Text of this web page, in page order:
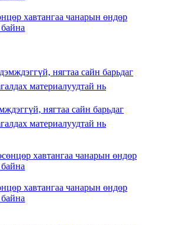
хавтангаа чанарын өндөр
нягтаа сайн барьдаг
материалуудтай нь
хавтангаа чанарын өндөр